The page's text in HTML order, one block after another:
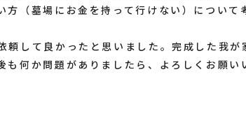
（墓場にお金を持って行けない）について
頼して良かったと思いました。完成した我が
何か問題がありましたら、よろしくお願い